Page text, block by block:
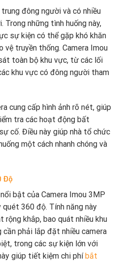
đông người và có nhiều
những tình huống này,
sự kiện có thể gặp khó khăn
vệ truyền thống. Camera Imou
toàn bộ khu vực, từ các lối
khu vực có đông người tham
cung cấp hình ảnh rõ nét, giúp
tra các hoạt động bất
cố. Điều này giúp nhà tổ chức
một cách nhanh chóng và
Độ
bật của Camera Imou 3MP
quét 360 độ. Tính năng này
rộng khắp, bao quát nhiều khu
phải lắp đặt nhiều camera
trong các sự kiện lớn với
giúp tiết kiệm chi phí bắt